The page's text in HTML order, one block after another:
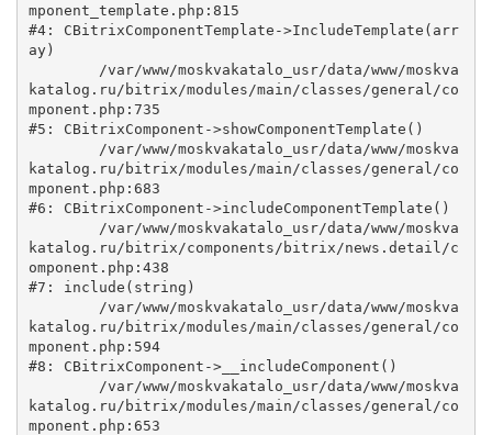
mponent_template.php:815
#4: CBitrixComponentTemplate->IncludeTemplate(arr
ay)
katalog.ru/bitrix/modules/main/classes/general/co
mponent.php:735
#5: CBitrixComponent->showComponentTemplate()
katalog.ru/bitrix/modules/main/classes/general/co
mponent.php:683
#6: CBitrixComponent->includeComponentTemplate()
katalog.ru/bitrix/components/bitrix/news.detail/c
omponent.php:438
#7: include(string)
katalog.ru/bitrix/modules/main/classes/general/co
mponent.php:594
#8: CBitrixComponent->__includeComponent()
katalog.ru/bitrix/modules/main/classes/general/co
mponent.php:653